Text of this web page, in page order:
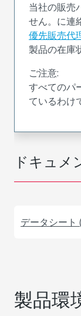
ドキュメ
データシート
当社の販売
せん。に連
優先販売代
製品の在庫
ご注意:
すべてのパ
ているわけ
製品環